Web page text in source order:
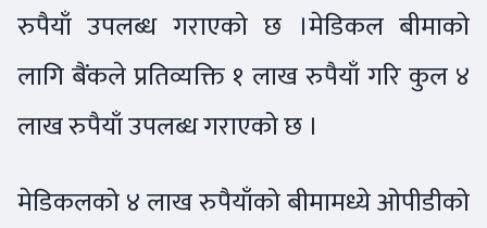
रुपैयाँ उपलब्ध गराएको छ ।मेडिकल बीमाको
लागि बैंकले प्रतिव्यक्ति १ लाख रुपैयाँ गरि कुल ४
लाख रुपैयाँ उपलब्ध गराएको छ ।
मेडिकलको ४ लाख रुपैयाँको बीमामध्ये ओपीडीको